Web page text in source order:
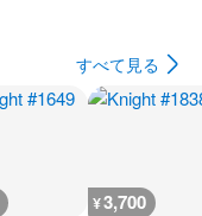
すべて見る
¥3,700